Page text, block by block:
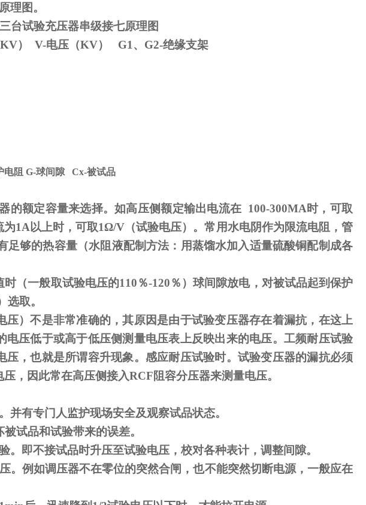
理图。
台试验充压器串级接七原理图
KV） V-电压（KV） G1、G2-绝缘支架
电阻 G-球间隙 Cx-被试品
的额定容量来选择。如高压侧额定输出电流在 100-300MA时，可取
为1A 以上时，可取1Ω/V（试验电压）。常用水电阴作为限流电阻，管
足够的热容量（水阻液配制方法：用蒸馏水加入适量硫酸铜配制成各
（一般取试验电压的110％-120％）球间隙放电，对被试品起到保护
选取。
）不是非常准确的，其原因是由于试验变压器存在着漏抗，在这上
压低于或高于低压侧测量电压表上反映出来的电压。工频耐压试验
压，也就是所谓容升现象。感应耐压试验时。试验变压器的漏抗必须
，因此常在高压侧接入RCF阻容分压器来测量电压。
并有专门人监护现场安全及观察试品状态。
试品和试验带来的误差。
。即不接试品时升压至试验电压，校对各种表计，调整间隙。
。例如调压器不在零位的突然合闸，也不能突然切断电源，一般应在